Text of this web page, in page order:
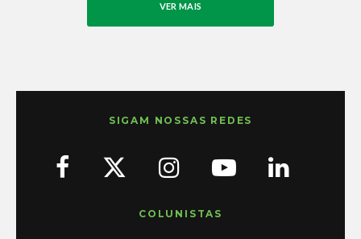
VER MAIS
SIGAM NOSSAS REDES
COLUNISTAS